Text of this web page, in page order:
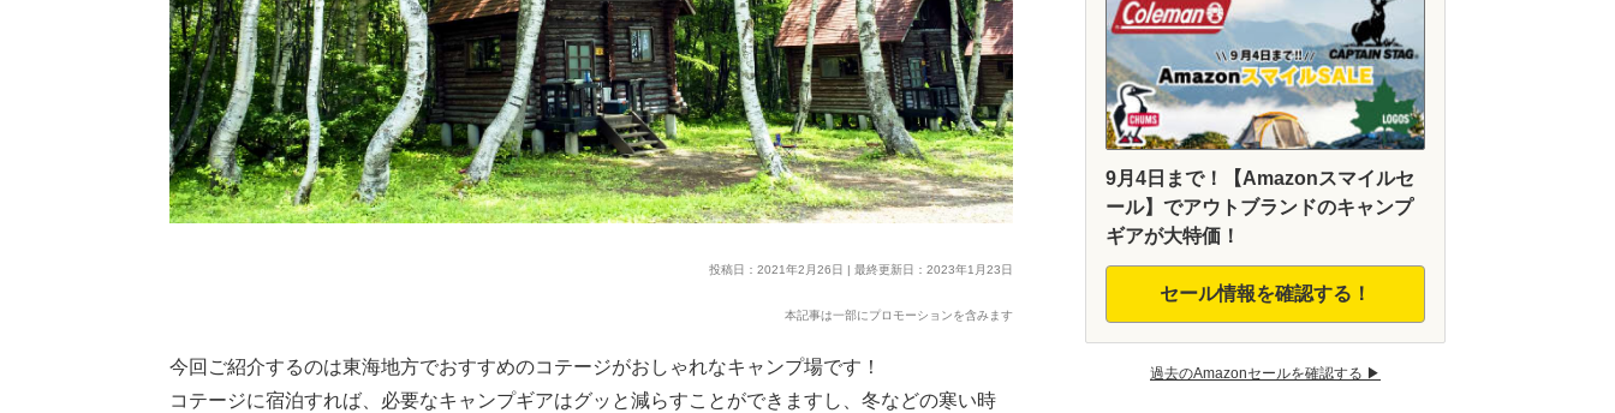
投稿日：2021年2月26日 | 最終更新日：2023年1月23日
本記事は一部にプロモーションを含みます
今回ご紹介するのは東海地方でおすすめのコテージがおしゃれなキャンプ場です！
コテージに宿泊すれば、必要なキャンプギアはグッと減らすことができますし、冬などの寒い時
9月4日まで！【Amazonスマイルセ
ール】でアウトブランドのキャンプ
ギアが大特価！
セール情報を確認する！
過去のAmazonセールを確認する ▶︎